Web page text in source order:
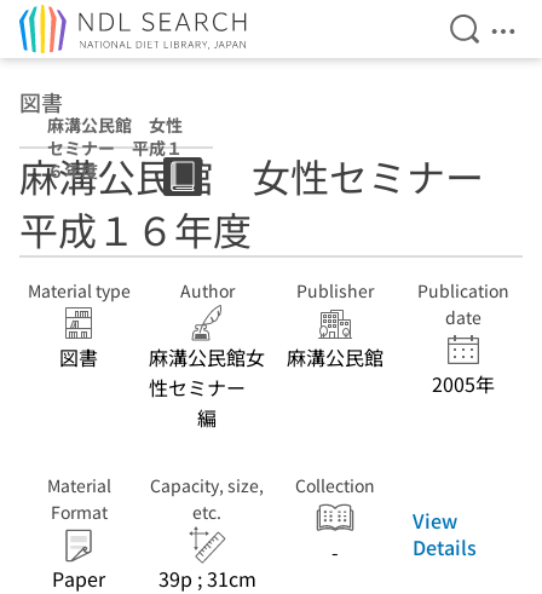
Open
図書
麻溝公民館 女性
セミナー 平成１
６年度
麻溝公民館 女性セミナー
平成１６年度
Material type
図書
Author
麻溝公民館女
性セミナー
編
Publisher
麻溝公民館
Publication
date
2005年
Material
Format
Paper
Capacity, size,
etc.
39p ; 31cm
Collection
-
View
Details